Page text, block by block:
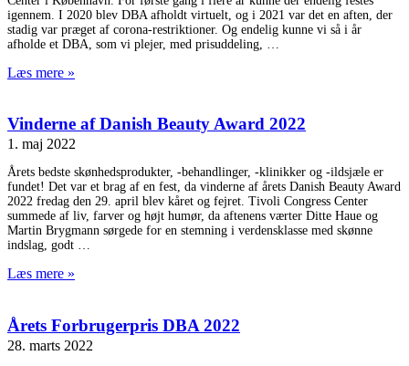
igennem. I 2020 blev DBA afholdt virtuelt, og i 2021 var det en aften, der
stadig var præget af corona-restriktioner. Og endelig kunne vi så i år
afholde et DBA, som vi plejer, med prisuddeling,
Læs mere »
Vinderne af Danish Beauty Award 2022
1. maj 2022
Årets bedste skønhedsprodukter, -behandlinger, -klinikker og -ildsjæle er
fundet! Det var et brag af en fest, da vinderne af årets Danish Beauty Award
2022 fredag den 29. april blev kåret og fejret. Tivoli Congress Center
summede af liv, farver og højt humør, da aftenens værter Ditte Haue og
Martin Brygmann sørgede for en stemning i verdensklasse med skønne
indslag, godt
Læs mere »
Årets Forbrugerpris DBA 2022
28. marts 2022